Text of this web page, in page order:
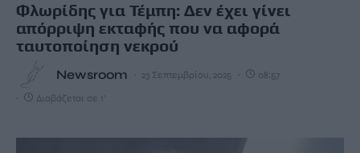
Φλωρίδης για Τέμπη: Δεν έχει γίνει
απόρριψη εκταφής που να αφορά
ταυτοποίηση νεκρού
Newsroom 23 Σεπτεμβρίου, 2025 08:57
Διαβάζεται σε 1'